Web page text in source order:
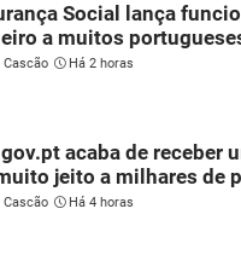
Social lança
a muitos
Cascão Há 2 horas
acaba de receber
jeito a milhares de
Cascão Há 4 horas